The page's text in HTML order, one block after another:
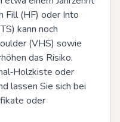
Fill (HF) oder Into
kann noch
(VHS) sowie
das Risiko.
oder
lassen Sie sich bei
oder